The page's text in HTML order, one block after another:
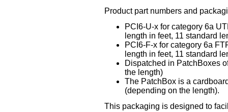
Product part numbers and
PCI6-U-x for category 6a
length in feet, 11 standard
PCI6-F-x for category 6a
length in feet, 11 standard
Dispatched in PatchBoxes
the length)
The PatchBox is a
(depending on the length).
This packaging is designed to